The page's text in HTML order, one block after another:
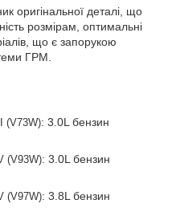
оригінальної деталі, що
розмірам, оптимальні
що є запорукою
ГРМ.
(V73W): 3.0L бензин
(V93W): 3.0L бензин
(V97W): 3.8L бензин